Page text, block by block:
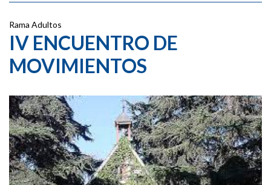
Rama Adultos
IV ENCUENTRO DE
MOVIMIENTOS